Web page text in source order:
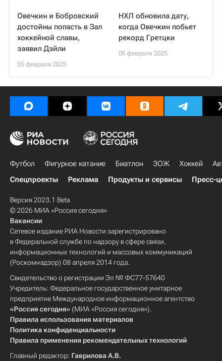
Овечкин и Бобровский
достойны попасть в Зал
хоккейной славы,
заявил Дэйли
05 февраля 2025
НХЛ обновила дату,
когда Овечкин побьет
рекорд Гретцки
05 февраля 2025
Футбол Фигурное катание Биатлон ЗОЖ Хоккей
Спецпроекты
Реклама Продукты и сервисы Пресс-
Версия 2023.1 Beta
© 2026 МИА «Россия сегодня»
Вакансии
Сетевое издание РИА Новости зарегистрировано
в Федеральной службе по надзору в сфере связи,
информационных технологий и массовых коммуникаций
(Роскомнадзор) 08 апреля 2014 года.
Свидетельство о регистрации Эл № ФС77-57640
Учредитель: Федеральное государственное унитарное
предприятие Международное информационное агентство
«Россия сегодня» (МИА «Россия сегодня»).
Правила использования материалов
Политика конфиденциальности
Правила применения рекомендательных технологий
Главный редактор: Гаврилова А.В.